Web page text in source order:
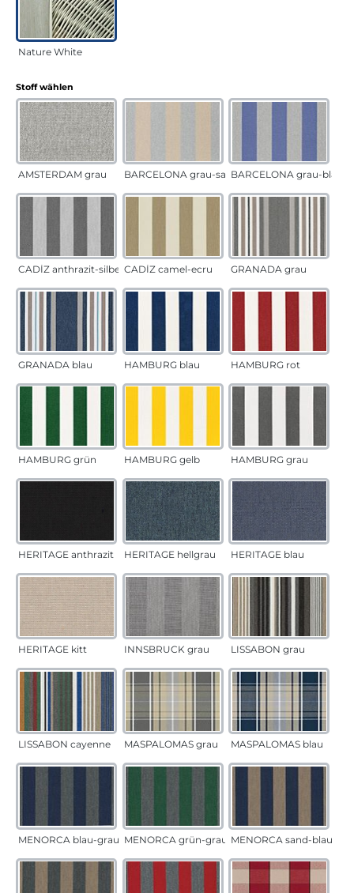
Nature White
Stoff wählen
AMSTERDAM grau BARCELONA grau-sandBARCELONA grau-blau
CADÍZ anthrazit-silber CADÍZ camel-ecru GRANADA grau
GRANADA blau HAMBURG blau HAMBURG rot
HAMBURG grün HAMBURG gelb HAMBURG grau
HERITAGE anthrazit HERITAGE hellgrau HERITAGE blau
HERITAGE kitt INNSBRUCK grau LISSABON grau
LISSABON cayenne MASPALOMAS grau MASPALOMAS blau
MENORCA blau-grau MENORCA grün-grau MENORCA sand-blau